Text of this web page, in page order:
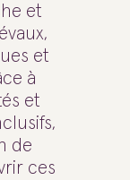
et
et
à
et
de
ces